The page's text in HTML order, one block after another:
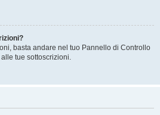
basta andare nel tuo Pannello di Controllo
tue sottoscrizioni.